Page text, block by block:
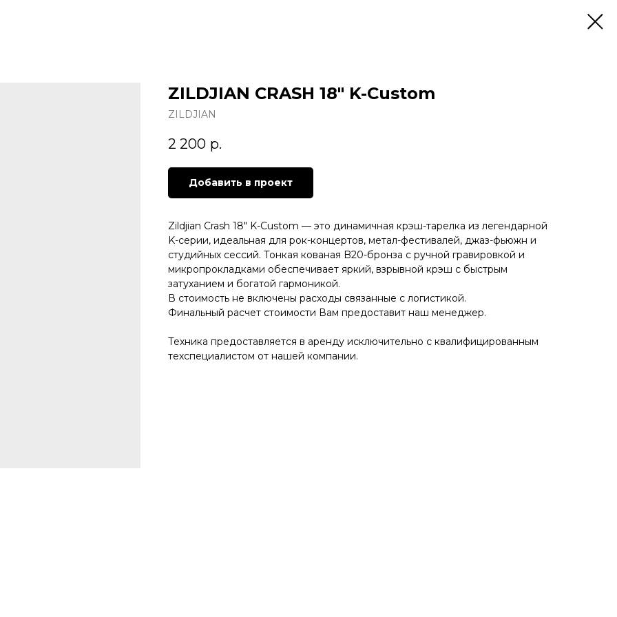
ZILDJIAN CRASH 18" K-Custom
ZILDJIAN
2 200 р.
Добавить в проект
Zildjian Crash 18" K-Custom — это динамичная крэш-тарелка из легендарной
K-серии, идеальная для рок-концертов, метал-фестивалей, джаз-фьюжн и
студийных сессий. Тонкая кованая B20-бронза с ручной гравировкой и
микропрокладками обеспечивает яркий, взрывной крэш с быстрым
затуханием и богатой гармоникой.
В стоимость не включены расходы связанные с логистикой.
Финальный расчет стоимости Вам предоставит наш менеджер.
Техника предоставляется в аренду исключительно с квалифицированным
техспециалистом от нашей компании.